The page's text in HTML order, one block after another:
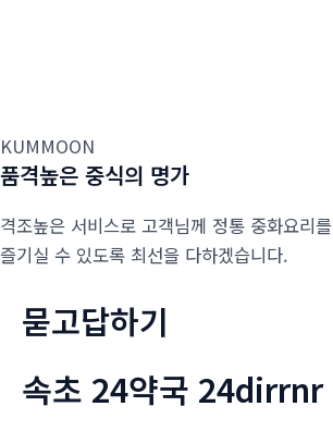
KUMMOON
품격높은 중식의 명가
격조높은 서비스로 고객님께 정통 중화요리를
즐기실 수 있도록 최선을 다하겠습니다.
묻고답하기
속초 24약국 24dirrnr